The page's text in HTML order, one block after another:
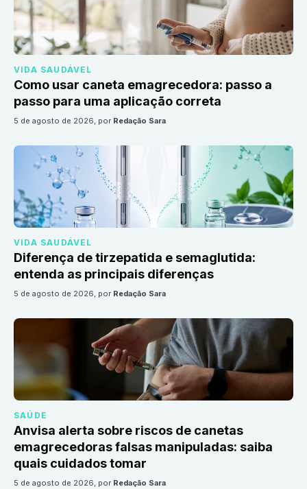
VIDA SAUDÁVEL
Como usar caneta emagrecedora: passo a
passo para uma aplicação correta
5 de agosto de 2026, por Redação Sara
VIDA SAUDÁVEL
Diferença de tirzepatida e semaglutida:
entenda as principais diferenças
5 de agosto de 2026, por Redação Sara
SAÚDE
Anvisa alerta sobre riscos de canetas
emagrecedoras falsas manipuladas: saiba
quais cuidados tomar
5 de agosto de 2026, por Redação Sara